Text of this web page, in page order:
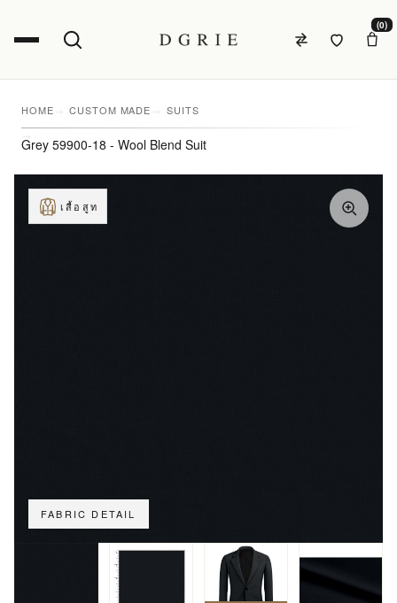
(0)
HOME CUSTOM MADE SUITS
Grey 59900-18 - Wool Blend Suit
FABRIC DETAIL
เสื้อสูท